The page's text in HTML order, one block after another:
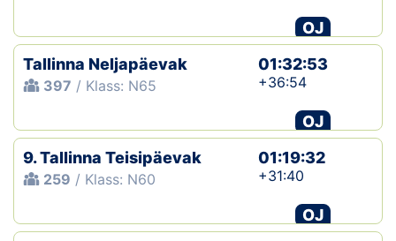
OJ
Tallinna Neljapäevak
397 / Klass: N65
01:32:53
+36:54
OJ
9. Tallinna Teisipäevak
259 / Klass: N60
01:19:32
+31:40
OJ